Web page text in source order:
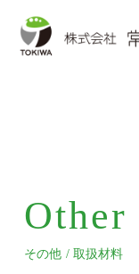
Other
その他 / 取扱材料